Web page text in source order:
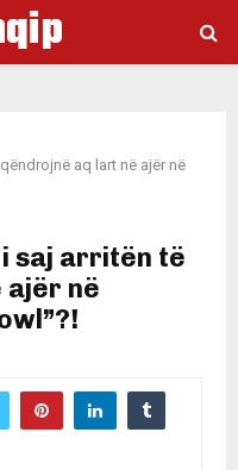
aq lart në ajër në
i saj arritën të
ajër në